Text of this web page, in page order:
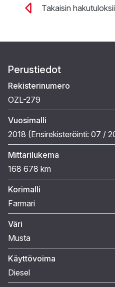
Takaisin
Perustiedot
Rekisterinumero
OZL-279
Vuosimalli
2018 (Ensirekisteröinti: 07 /
Mittarilukema
168 678 km
Korimalli
Farmari
Väri
Musta
Käyttövoima
Diesel